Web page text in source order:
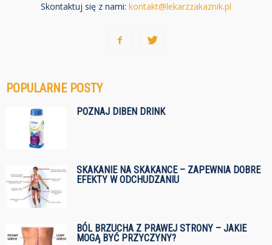
Skontaktuj się z nami: kontakt@lekarzzakaznik.pl
POPULARNE POSTY
POZNAJ DIBEN DRINK
SKAKANIE NA SKAKANCE – ZAPEWNIA DOBRE
EFEKTY W ODCHUDZANIU
BÓL BRZUCHA Z PRAWEJ STRONY – JAKIE
MOGĄ BYĆ PRZYCZYNY?